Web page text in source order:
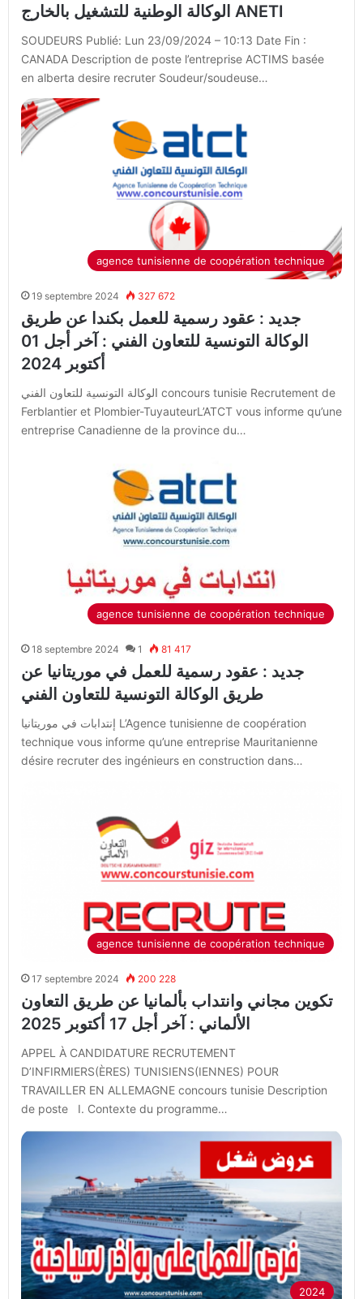
الوكالة الوطنية للتشغيل بالخارج ANETI
SOUDEURS Publié: Lun 23/09/2024 – 10:13 Date Fin :
CANADA Description de poste l’entreprise ACTIMS basée
en alberta desire recruter Soudeur/soudeuse…
agence tunisienne de coopération technique
19 septembre 2024 327 672
جديد : عقود رسمية للعمل بكندا عن طريق
الوكالة التونسية للتعاون الفني : آخر أجل 01
أكتوبر 2024
الوكالة التونسية للتعاون الفني concours tunisie Recrutement de
Ferblantier et Plombier-TuyauteurL’ATCT vous informe qu’une
entreprise Canadienne de la province du…
agence tunisienne de coopération technique
18 septembre 2024 1 81 417
جديد : عقود رسمية للعمل في موريتانيا عن
طريق الوكالة التونسية للتعاون الفني
إنتدابات في موريتانيا L’Agence tunisienne de coopération
technique vous informe qu’une entreprise Mauritanienne
désire recruter des ingénieurs en construction dans…
agence tunisienne de coopération technique
17 septembre 2024 200 228
تكوين مجاني وانتداب بألمانيا عن طريق التعاون
الألماني : آخر أجل 17 أكتوبر 2025
APPEL À CANDIDATURE RECRUTEMENT
D’INFIRMIERS(ÈRES) TUNISIENS(IENNES) POUR
TRAVAILLER EN ALLEMAGNE concours tunisie Description
de poste I. Contexte du programme…
2024